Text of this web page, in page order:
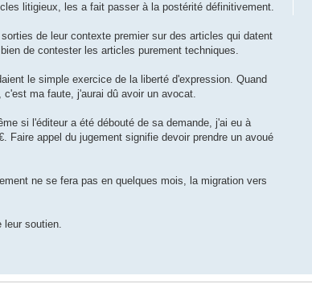
litigieux, les a fait passer à la postérité définitivement.
de leur contexte premier sur des articles qui datent
de contester les articles purement techniques.
le simple exercice de la liberté d'expression. Quand
ma faute, j'aurai dû avoir un avocat.
si l'éditeur a été débouté de sa demande, j'ai eu à
Faire appel du jugement signifie devoir prendre un avoué
ne se fera pas en quelques mois, la migration vers
soutien.